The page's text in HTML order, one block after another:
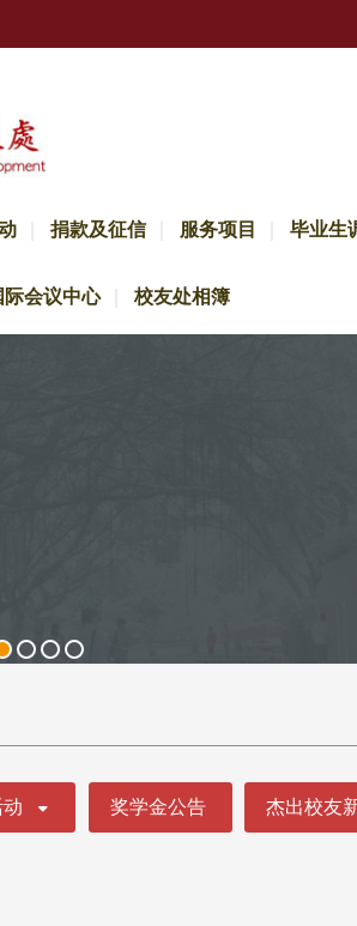
捐款及征信 服务项目 毕业生
际会议中心 校友处相簿
奖学金公告 杰出校友